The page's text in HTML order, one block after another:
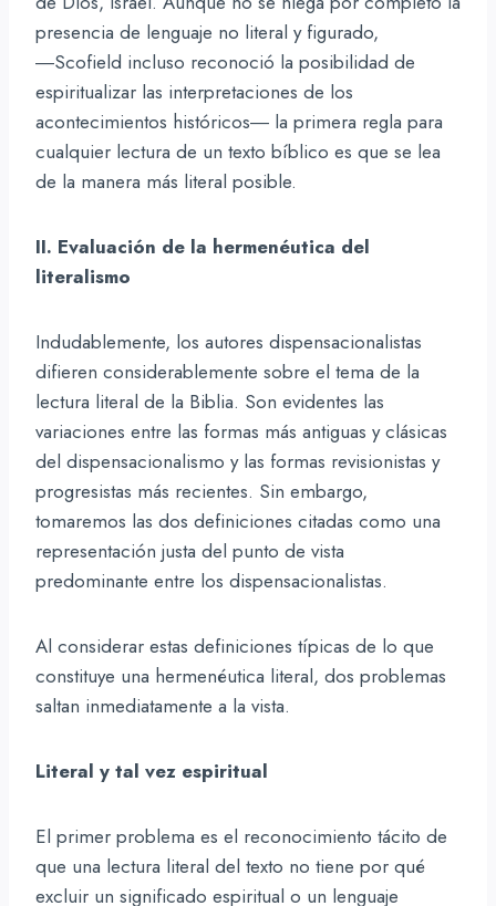
presencia de lenguaje no literal y figurado,
―Scofield incluso reconoció la posibilidad de
espiritualizar las interpretaciones de los
acontecimientos históricos― la primera regla para
cualquier lectura de un texto bíblico es que se lea
de la manera más literal posible.
II. Evaluación de la hermenéutica del
literalismo
Indudablemente, los autores dispensacionalistas
difieren considerablemente sobre el tema de la
lectura literal de la Biblia. Son evidentes las
variaciones entre las formas más antiguas y clásicas
del dispensacionalismo y las formas revisionistas y
progresistas más recientes. Sin embargo,
tomaremos las dos definiciones citadas como una
representación justa del punto de vista
predominante entre los dispensacionalistas.
Al considerar estas definiciones típicas de lo que
constituye una hermenéutica literal, dos problemas
saltan inmediatamente a la vista.
Literal y tal vez espiritual
El primer problema es el reconocimiento tácito de
que una lectura literal del texto no tiene por qué
excluir un significado espiritual o un lenguaje